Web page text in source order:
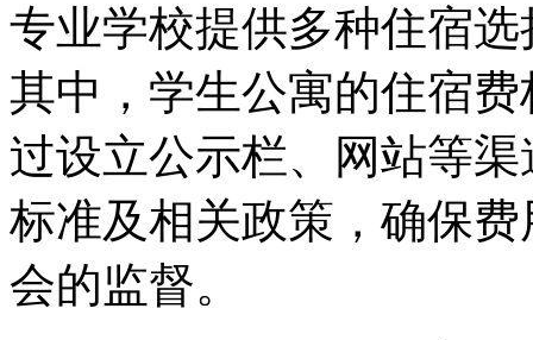
专业学校提供多种住宿
其中，学生公寓的住宿
过设立公示栏、网站等
标准及相关政策，确保
会的监督。